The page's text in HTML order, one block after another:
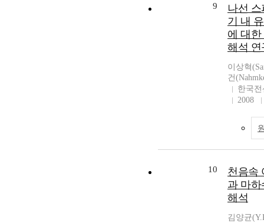
9
나선
기 내
에 대
해석 연
이상혁
건
한국
2008
10
천음속
과 마
해석
김양균